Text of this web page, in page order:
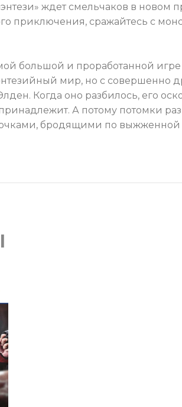
ждет смельчаков в новом
приключения, сражайтесь с
большой и проработанной
мир, но с совершенно
Когда оно разбилось, его
А потому потомки
бродящими по выжженной